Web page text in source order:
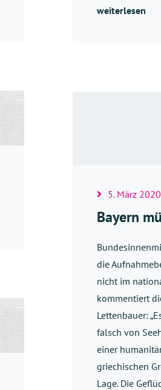
weiterlesen
5. März 2020
Bayern
die
nicht im
kommentiert
Lettenbauer:
falsch von
einer
griechischen
Lage. Die